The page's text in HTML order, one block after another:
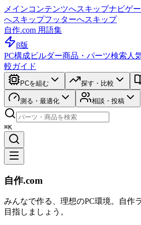
メインコンテンツへスキップナビゲ
へスキップフッターへスキップ
自作.com 用語集
β版
PC構成ビルダー商品・パーツ検索 人
較ガイド
PCを組む 探す・比較
測る・最適化 相談・投稿
⌘K
自作.com
みんなで作る、理想のPC環境。 自作
目指しましょう。